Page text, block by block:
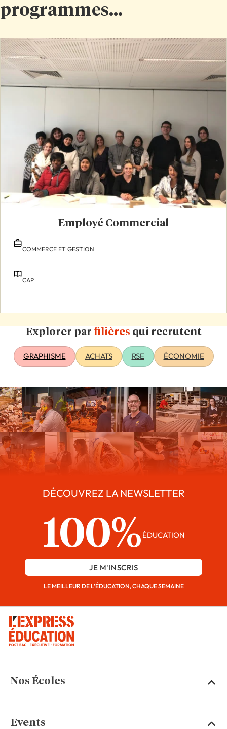
programmes...
Employé Commercial
COMMERCE ET GESTION
CAP
Explorer par filières qui recrutent
GRAPHISME ACHATS RSE ÉCONOMIE
DÉCOUVREZ LA NEWSLETTER
100% ÉDUCATION
JE M'INSCRIS
LE MEILLEUR DE L'ÉDUCATION, CHAQUE SEMAINE
Nos Écoles
Events